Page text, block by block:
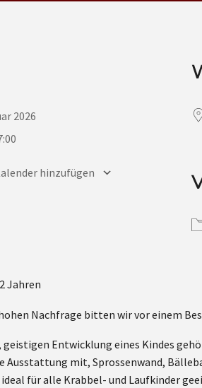
2026
hinzufügen
Jahren
Nachfrage bitten wir vor einem
geistigen Entwicklung eines Kindes
Ausstattung mit, Sprossenwand,
für alle Krabbel- und Laufkinder